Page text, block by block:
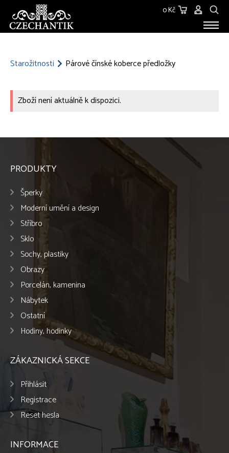
0 Kč
Starožitnosti Párové čínské koberce předložky
Zboží není aktuálně k dispozici.
PRODUKTY
Šperky
Moderní umění a design
Stříbro
Sklo
Sochy, plastiky
Obrazy
Porcelán, kamenina
Nábytek
Ostatní
Hodiny, hodinky
ZÁKAZNICKÁ SEKCE
Přihlásit
Registrace
Reset hesla
INFORMACE